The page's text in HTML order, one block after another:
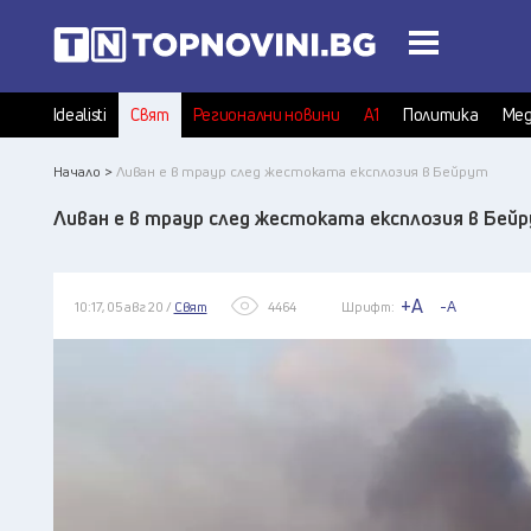
Idealisti Свят Регионални новини А1 Политика
Начало > Ливан е в траур след жестоката експлозия в Бейрут
Ливан е в траур след жестоката експлозия в
10:17, 05 авг 20 / Свят 4464 Шрифт: +A -A